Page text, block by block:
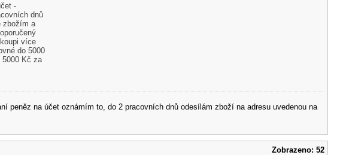
-
dnů
zbožím a
více
do 5000
5000 Kč za
na účet oznámím to, do 2 pracovních dnů odesílám zboží na adresu uvedenou na
Zobrazeno: 52